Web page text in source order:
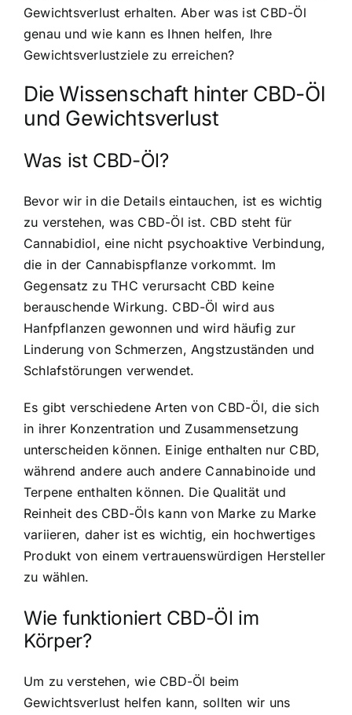
Gewichtsverlust erhalten. Aber was ist CBD-Öl
genau und wie kann es Ihnen helfen, Ihre
Gewichtsverlustziele zu erreichen?
Die Wissenschaft hinter CBD-Öl
und Gewichtsverlust
Was ist CBD-Öl?
Bevor wir in die Details eintauchen, ist es wichtig
zu verstehen, was CBD-Öl ist. CBD steht für
Cannabidiol, eine nicht psychoaktive Verbindung,
die in der Cannabispflanze vorkommt. Im
Gegensatz zu THC verursacht CBD keine
berauschende Wirkung. CBD-Öl wird aus
Hanfpflanzen gewonnen und wird häufig zur
Linderung von Schmerzen, Angstzuständen und
Schlafstörungen verwendet.
Es gibt verschiedene Arten von CBD-Öl, die sich
in ihrer Konzentration und Zusammensetzung
unterscheiden können. Einige enthalten nur CBD,
während andere auch andere Cannabinoide und
Terpene enthalten können. Die Qualität und
Reinheit des CBD-Öls kann von Marke zu Marke
variieren, daher ist es wichtig, ein hochwertiges
Produkt von einem vertrauenswürdigen Hersteller
zu wählen.
Wie funktioniert CBD-Öl im
Körper?
Um zu verstehen, wie CBD-Öl beim
Gewichtsverlust helfen kann, sollten wir uns